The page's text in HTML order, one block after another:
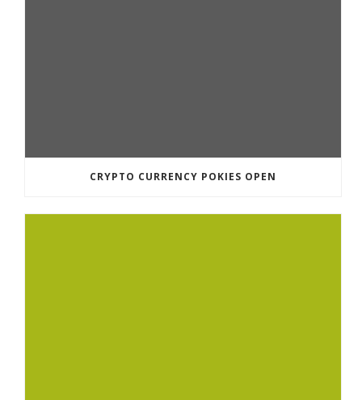
CRYPTO CURRENCY POKIES OPEN